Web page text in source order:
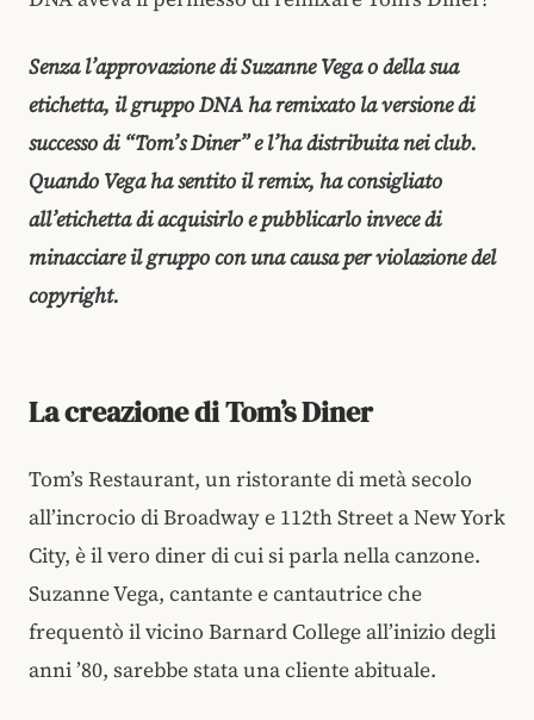
Senza l’approvazione di Suzanne Vega o della sua
etichetta, il gruppo DNA ha remixato la versione di
successo di “Tom’s Diner” e l’ha distribuita nei club.
Quando Vega ha sentito il remix, ha consigliato
all’etichetta di acquisirlo e pubblicarlo invece di
minacciare il gruppo con una causa per violazione del
copyright.
La creazione di Tom’s Diner
Tom’s Restaurant, un ristorante di metà secolo
all’incrocio di Broadway e 112th Street a New York
City, è il vero diner di cui si parla nella canzone.
Suzanne Vega, cantante e cantautrice che
frequentò il vicino Barnard College all’inizio degli
anni ’80, sarebbe stata una cliente abituale.